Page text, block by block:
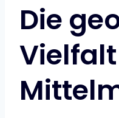
Die